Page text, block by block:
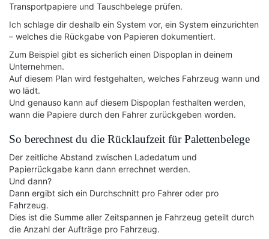
Transportpapiere und Tauschbelege prüfen.
Ich schlage dir deshalb ein System vor, ein System einzurichten
– welches die Rückgabe von Papieren dokumentiert.
Zum Beispiel gibt es sicherlich einen Dispoplan in deinem
Unternehmen.
Auf diesem Plan wird festgehalten, welches Fahrzeug wann und
wo lädt.
Und genauso kann auf diesem Dispoplan festhalten werden,
wann die Papiere durch den Fahrer zurückgeben worden.
So berechnest du die Rücklaufzeit für Palettenbelege
Der zeitliche Abstand zwischen Ladedatum und
Papierrückgabe kann dann errechnet werden.
Und dann?
Dann ergibt sich ein Durchschnitt pro Fahrer oder pro
Fahrzeug.
Dies ist die Summe aller Zeitspannen je Fahrzeug geteilt durch
die Anzahl der Aufträge pro Fahrzeug.